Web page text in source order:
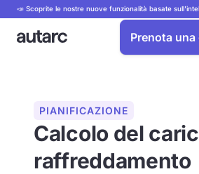
📣 Scoprite le nostre nuove funzionalità basate
Prenota una
PIANIFICAZIONE
Calcolo del
raffreddamento